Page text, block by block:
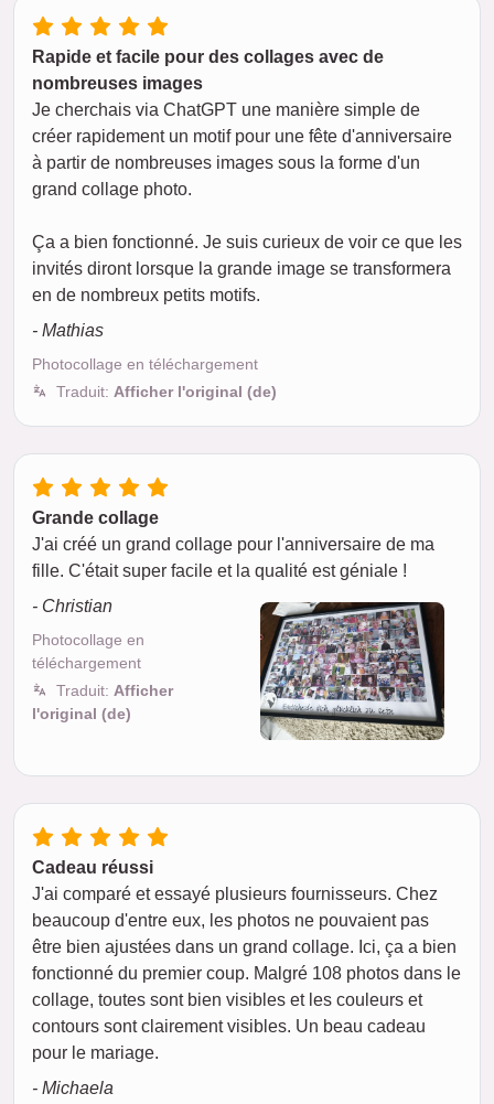
Rapide et facile pour des collages avec de
nombreuses images
Je cherchais via ChatGPT une manière simple de
créer rapidement un motif pour une fête d'anniversaire
à partir de nombreuses images sous la forme d'un
grand collage photo.
Ça a bien fonctionné. Je suis curieux de voir ce que les
invités diront lorsque la grande image se transformera
en de nombreux petits motifs.
- Mathias
Photocollage en téléchargement
Traduit: Afficher l'original (de)
Grande collage
J'ai créé un grand collage pour l'anniversaire de ma
fille. C'était super facile et la qualité est géniale !
- Christian
Photocollage en
téléchargement
Traduit: Afficher
l'original (de)
Cadeau réussi
J'ai comparé et essayé plusieurs fournisseurs. Chez
beaucoup d'entre eux, les photos ne pouvaient pas
être bien ajustées dans un grand collage. Ici, ça a bien
fonctionné du premier coup. Malgré 108 photos dans le
collage, toutes sont bien visibles et les couleurs et
contours sont clairement visibles. Un beau cadeau
pour le mariage.
- Michaela